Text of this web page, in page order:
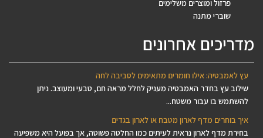
פרזול ומוצרים משלימים
שוברי מתנה
מדריכים אחרונים
עץ לאמבטיה: אילו חומרים מתאימים לסביבה לחה
שילוב עץ בחדר האמבטיה מעניק לחלל מראה חם, טבעי ומעוצב. ניתן
להשתמש בו עבור משטח...
איך בוחרים מדף לארון מטבח או לארון בגדים
בחירת מדף לארון נראית לעיתים כמו החלטה פשוטה, אך בפועל היא משפיעה